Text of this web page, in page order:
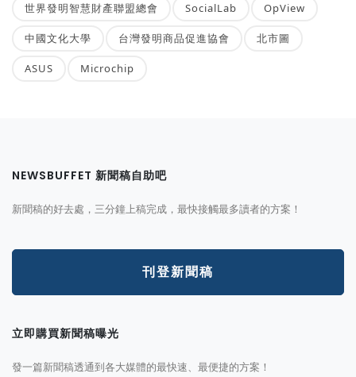
世界發明智慧財產聯盟總會 SocialLab OpView
中國文化大學 台灣發明商品促進協會 北市圖
ASUS Microchip
NEWSBUFFET 新聞稿自助吧
新聞稿的好去處，三分鐘上稿完成，最快接觸最多讀者的方案！
刊登新聞稿
立即購買新聞稿曝光
發一篇新聞稿透通到各大媒體的最快速、最便捷的方案！